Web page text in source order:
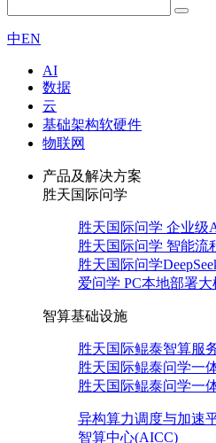
中EN
AI
数据
云
基础架构软硬件
物联网
产品及解决方案
胜天国际问学
胜天国际问学 企业级
胜天国际问学 智能流
胜天国际问学
爱问学 PC本地部署大
智算基础设施
胜天国际鲲泰智算服
胜天国际鲲泰问学一
胜天国际鲲泰问学一
异构算力调度与加速
智算中心(AICC)